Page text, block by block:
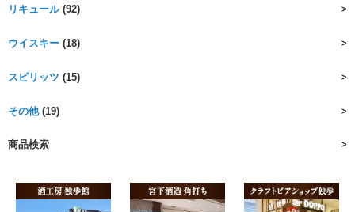
リキュール(92)
ウイスキー (18)
スピリッツ (15)
その他(19)
商品検索